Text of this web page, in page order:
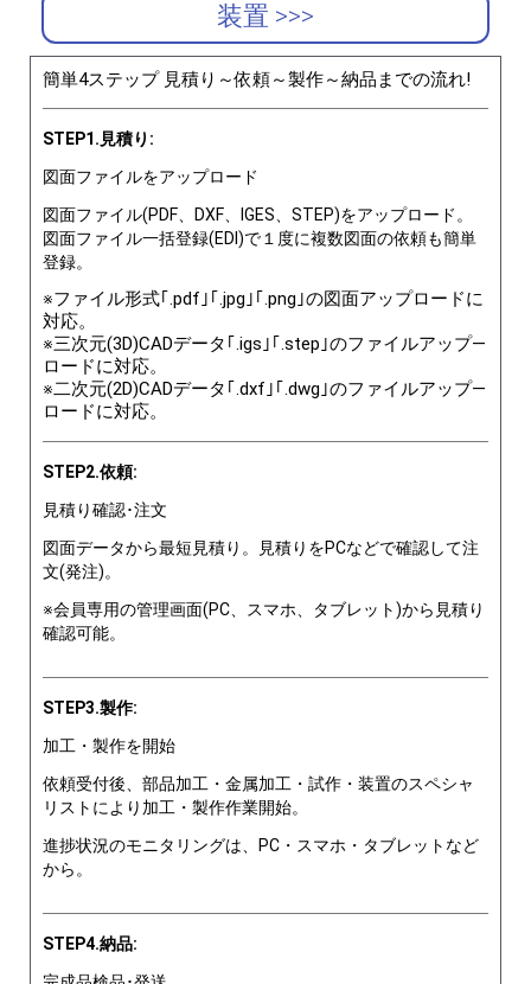
装置 >>>
簡単4ステップ 見積り～依頼～製作～納品までの流れ!
STEP1.見積り:
図面ファイルをアップロード
図面ファイル(PDF、DXF、IGES、STEP)をアップロード。
図面ファイル一括登録(EDI)で１度に複数図面の依頼も簡単
登録。
※ファイル形式｢.pdf｣｢.jpg｣｢.png｣の図面アップロードに
対応。
※三次元(3D)CADデータ｢.igs｣｢.step｣のファイルアップ―
ロードに対応。
※二次元(2D)CADデータ｢.dxf｣｢.dwg｣のファイルアップ―
ロードに対応。
STEP2.依頼:
見積り確認･注文
図面データから最短見積り。見積りをPCなどで確認して注
文(発注)。
※会員専用の管理画面(PC、スマホ、タブレット)から見積り
確認可能。
STEP3.製作:
加工・製作を開始
依頼受付後、部品加工・金属加工・試作・装置のスペシャ
リストにより加工・製作作業開始。
進捗状況のモニタリングは、PC・スマホ・タブレットなど
から。
STEP4.納品: